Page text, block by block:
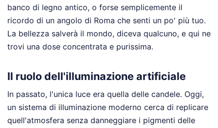
banco di legno antico, o forse semplicemente il
ricordo di un angolo di Roma che senti un po' più tuo.
La bellezza salverà il mondo, diceva qualcuno, e qui ne
trovi una dose concentrata e purissima.
Il ruolo dell'illuminazione artificiale
In passato, l'unica luce era quella delle candele. Oggi,
un sistema di illuminazione moderno cerca di replicare
quell'atmosfera senza danneggiare i pigmenti delle